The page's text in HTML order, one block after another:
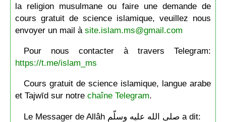
la religion musulmane ou faire une demande de
cours gratuit de science islamique, veuillez nous
envoyer un mail à site.islam.ms@gmail.com
Pour nous contacter à travers Telegram:
https://t.me/islam_ms
Cours gratuit de science islamique, langue arabe
et Tajwīd sur notre chaîne Telegram.
Le Messager de Allâh صلى الله عليه وسلّم a dit: